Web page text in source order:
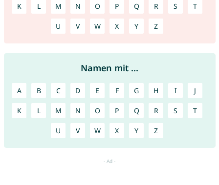
K L M N O P Q R S T
U V W X Y Z
Namen mit ...
A B C D E F G H I J
K L M N O P Q R S T
U V W X Y Z